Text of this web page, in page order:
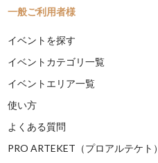
一般ご利用者様
イベントを探す
イベントカテゴリ一覧
イベントエリア一覧
使い方
よくある質問
PRO ARTEKET（プロアルテケト）